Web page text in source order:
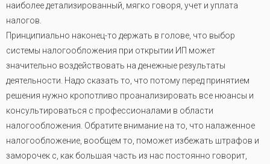
наиболее детализированный, мягко говоря, учет и уплата
налогов.
Принципиально наконец-то держать в голове, что выбор
системы налогообложения при открытии ИП может
значительно воздействовать на денежные результаты
деятельности. Надо сказать то, что потому перед принятием
решения нужно кропотливо проанализировать все нюансы и
консультироваться с профессионалами в области
налогообложения. Обратите внимание на то, что налаженное
налогообложение, вообщем то, поможет избежать штрафов и
заморочек с, как большая часть из нас постоянно говорит,